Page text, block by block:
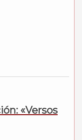
«Versos